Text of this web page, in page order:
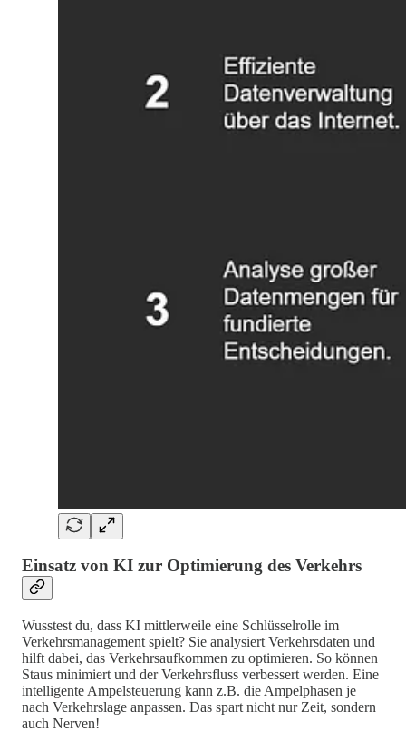
Einsatz von KI zur Optimierung des Verkehrs
Wusstest du, dass KI mittlerweile eine Schlüsselrolle im
Verkehrsmanagement spielt? Sie analysiert Verkehrsdaten und
hilft dabei, das Verkehrsaufkommen zu optimieren. So können
Staus minimiert und der Verkehrsfluss verbessert werden. Eine
intelligente Ampelsteuerung kann z.B. die Ampelphasen je
nach Verkehrslage anpassen. Das spart nicht nur Zeit, sondern
auch Nerven!